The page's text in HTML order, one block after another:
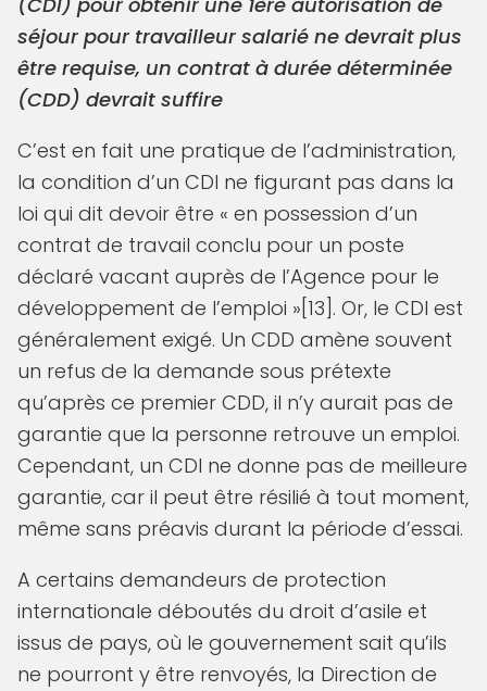
séjour pour travailleur salarié ne devrait plus
être requise, un contrat à durée déterminée
(CDD) devrait suffire
C’est en fait une pratique de l’administration,
la condition d’un CDI ne figurant pas dans la
loi qui dit devoir être « en possession d’un
contrat de travail conclu pour un poste
déclaré vacant auprès de l’Agence pour le
développement de l’emploi »[13]. Or, le CDI est
généralement exigé. Un CDD amène souvent
un refus de la demande sous prétexte
qu’après ce premier CDD, il n’y aurait pas de
garantie que la personne retrouve un emploi.
Cependant, un CDI ne donne pas de meilleure
garantie, car il peut être résilié à tout moment,
même sans préavis durant la période d’essai.
A certains demandeurs de protection
internationale déboutés du droit d’asile et
issus de pays, où le gouvernement sait qu’ils
ne pourront y être renvoyés, la Direction de